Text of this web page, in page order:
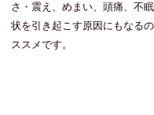
さ・震え、めまい、頭痛、不
状を引き起こす原因にもなる
ススメです。